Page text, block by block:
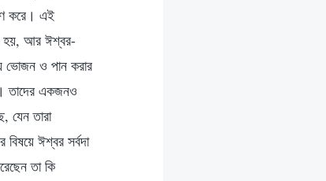
করে। এই
হয়, আর ঈশ্বর-
ভোজন ও পান করার
তাদের একজনও
যেন তারা
ঈশ্বর সর্বদা
তা কি